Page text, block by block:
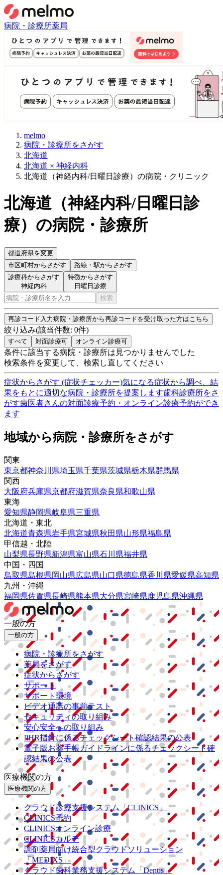
病院・診療所薬局
melmo
病院・診療所をさがす
北海道
北海道 × 神経内科
北海道（神経内科/日曜日診療）の病院・クリニック
北海道（神経内科/日曜日診
療） の病院・診療所
都道府県を変更
市区町村からさがす 路線・駅からさがす
診療科からさがす
神経内科
特徴からさがす
日曜日診療
検索
再診コード入力病院・診療所から再診コードを受け取った方はこちら
絞り込み(該当件数: 0件)
すべて 対面診療可 オンライン診療可
条件に該当する病院・診療所は見つかりませんでした
検索条件を変更して、検索し直してください
症状からさがす (症状チェッカー)気になる症状から調べ、結
果をもとに適切な病院・診療所を提案します歯科診療所をさ
がす歯医者さんの対面診療予約・オンライン診療予約ができ
ます
地域から病院・診療所をさがす
関東
東京都神奈川県埼玉県千葉県茨城県栃木県群馬県
関西
大阪府兵庫県京都府滋賀県奈良県和歌山県
東海
愛知県静岡県岐阜県三重県
北海道・東北
北海道青森県岩手県宮城県秋田県山形県福島県
甲信越・北陸
山梨県長野県新潟県富山県石川県福井県
中国・四国
鳥取県島根県岡山県広島県山口県徳島県香川県愛媛県高知県
九州・沖縄
福岡県佐賀県長崎県熊本県大分県宮崎県鹿児島県沖縄県
一般の方
一般の方
病院・診療所をさがす
薬局をさがす
症状からさがす
サポート
サポート環境
ビデオ通話の事前テスト
セキュリティの取り組み
安心安全への取り組み
PHR指針に係るチェックシート確認結果の公表
電子版お薬手帳ガイドラインに係るチェックシート確
認結果の公表
医療機関の方
医療機関の方
クラウド診療支援システム
「CLINICS」
CLINICS予約
CLINICSオンライン診療
CLINICSカルテ
調剤薬局向け統合型クラウドソリューション
「MEDIXS」
クラウド歯科業務支援システム
「Dentis」